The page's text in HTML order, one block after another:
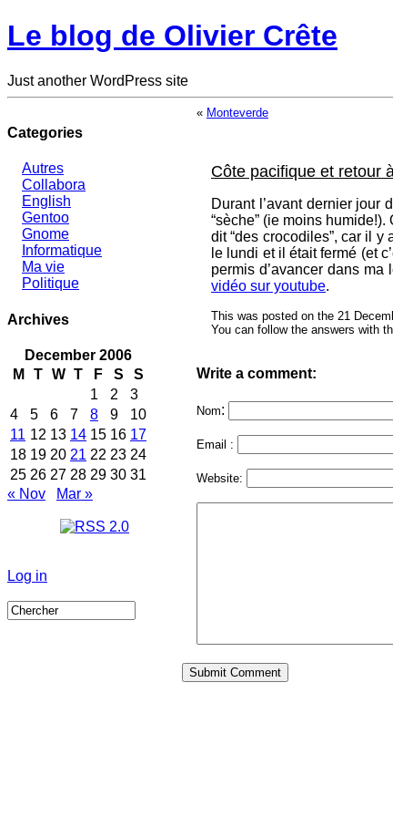
Le blog de Olivier Crête
Just another WordPress site
Categories
Autres
Collabora
English
Gentoo
Gnome
Informatique
Ma vie
Politique
Archives
December 2006
M
T W T F S
S
1
2
3
4
5 6 7 8 9
10
11 12 13 14 15 16 17
18 19 20 21 22 23 24
25 26 27 28 29 30 31
« Nov
Mar »
Log in
« Monteverde
Côte pacifique et retour
Durant l’avant dernier jour
“sèche” (ie moins
dit “des crocodiles”, car il
le lundi et il était fermé (et
permis d’avancer dans ma
vidéo sur youtube.
This was posted on the 21
You can follow the answers with
Write a comment:
Nom:
Email :
Website: